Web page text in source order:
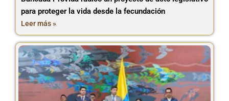
para proteger la vida desde la fecundación
Leer más »